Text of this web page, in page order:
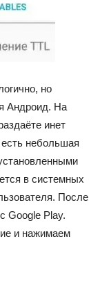
но
Андроид. На
инет
небольшая
в системных
После
с Google Play.
и нажимаем